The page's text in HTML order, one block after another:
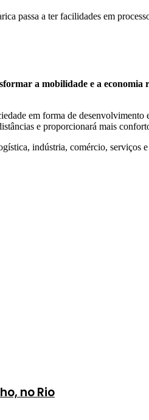
passa a ter facilidades em
a mobilidade e a
em forma de
e proporcionará mais
indústria, comércio,
no Rio